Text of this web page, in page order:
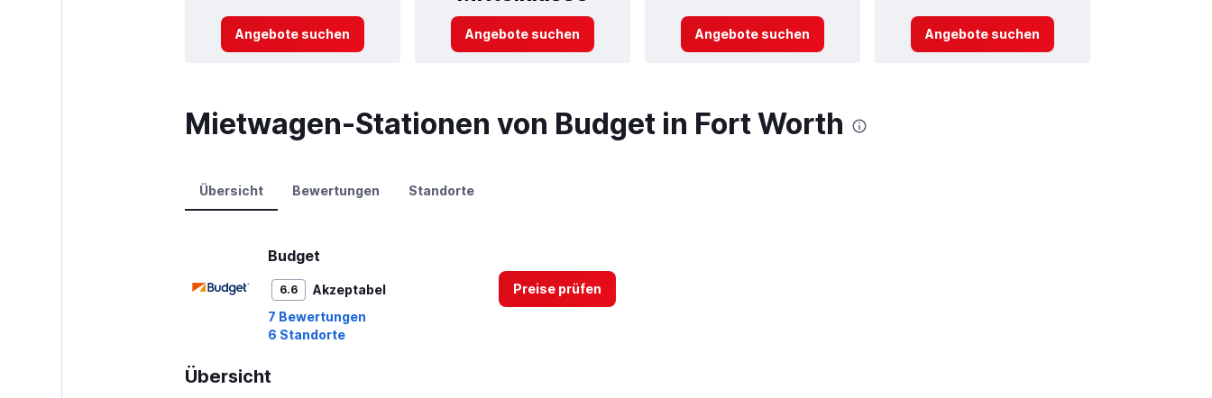
Angebote suchen Angebote suchen Angebote suchen Angebote suchen
Mietwagen-Stationen von Budget in Fort Worth
Übersicht Bewertungen Standorte
Budget
6.6
Akzeptabel
7 Bewertungen
6 Standorte
Preise prüfen
Übersicht